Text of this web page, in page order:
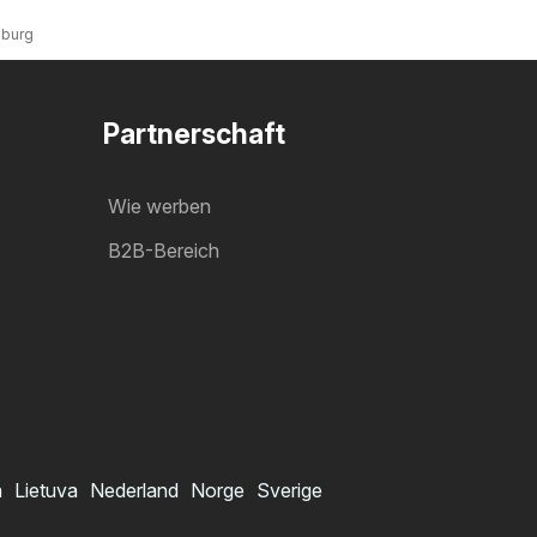
Partnerschaft
Wie werben
B2B-Bereich
Lietuva Nederland Norge Sverige